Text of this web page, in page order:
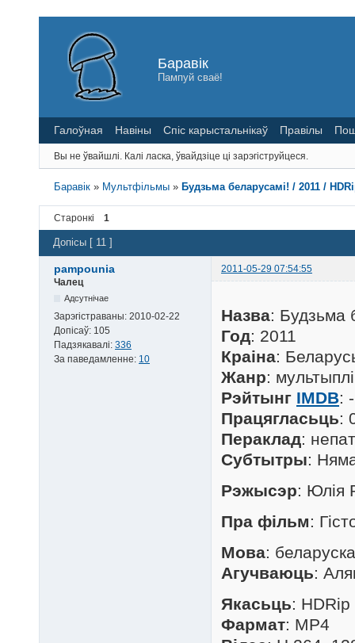
Баравік
Пампуй сваё!
Галоўная Навіны Спіс карыстальнікаў Правілы
Вы не ўвайшлі. Калі ласка, ўвайдзіце ці зарэгіструйцеся.
Баравік » Мультфільмы » Будзьма беларусамі! / 2011 /
Старонкі 1
Допісы [ 11 ]
pampounia
2011-05-29 07:54:55
Чалец
Адсутнічае
Зарэгістраваны: 2010-02-22
Допісаў: 105
Падзякавалі: 336
За паведамленне: 10
Назва: Будзьма
Год: 2011
Краіна:
Жанр:
Рэйтынг IMDB: -
Працягласьць:
Пераклад:
Cубтытры:
Рэжысэр: Юлія
Пра фільм:
Мова:
Агучваюць:
Якасьць: HDRip
Фармат: MP4